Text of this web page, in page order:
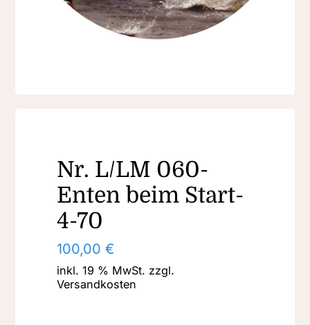
Nr. L/LM 060-
Enten beim Start-
4-70
100,00€
inkl. 19 % MwSt. zzgl.
Versandkosten